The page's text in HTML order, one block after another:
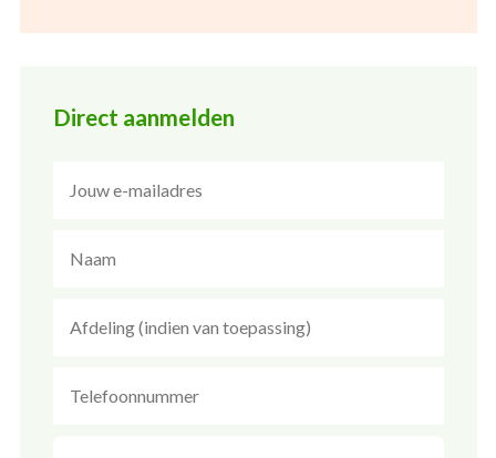
Direct aanmelden